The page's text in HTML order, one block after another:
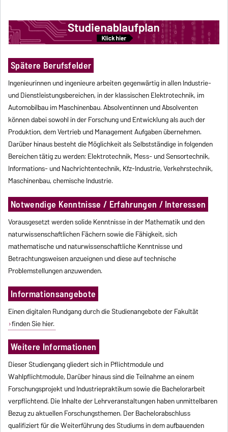
Spätere Berufsfelder
Ingenieurinnen und ingenieure arbeiten gegenwärtig in allen Industrie-
und Dienstleistungsbereichen, in der klassischen Elektrotechnik, im
Automobilbau im Maschinenbau. Absolventinnen und Absolventen
können dabei sowohl in der Forschung und Entwicklung als auch der
Produktion, dem Vertrieb und Management Aufgaben übernehmen.
Darüber hinaus besteht die Möglichkeit als Selbstständige in folgenden
Bereichen tätig zu werden: Elektrotechnik, Mess- und Sensortechnik,
Informations- und Nachrichtentechnik, Kfz-Industrie, Verkehrstechnik,
Maschinenbau, chemische Industrie.
Notwendige Kenntnisse / Erfahrungen / Interessen
Vorausgesetzt werden solide Kenntnisse in der Mathematik und den
naturwissenschaftlichen Fächern sowie die Fähigkeit, sich
mathematische und naturwissenschaftliche Kenntnisse und
Betrachtungsweisen anzueignen und diese auf technische
Problemstellungen anzuwenden.
Informationsangebote
Einen digitalen Rundgang durch die Studienangebote der Fakultät
finden Sie hier.
Weitere Informationen
Dieser Studiengang gliedert sich in Pflichtmodule und
Wahlpflichtmodule, Darüber hinaus sind die Teilnahme an einem
Forschungsprojekt und Industriepraktikum sowie die Bachelorarbeit
verpflichtend. Die Inhalte der Lehrveranstaltungen haben unmittelbaren
Bezug zu aktuellen Forschungsthemen. Der Bachelorabschluss
qualifiziert für die Weiterführung des Studiums in dem aufbauenden